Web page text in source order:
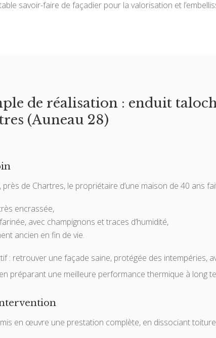
savoir-faire de façadier pour la valorisation et
de réalisation : enduit
(Auneau 28)
près de Chartres, le propriétaire d’une maison de 40 ans
encrassée,
avec champignons et traces d’humidité,
ancien en fin de vie.
: retrouver une façade saine, protégée des intempéries,
préparant une meilleure performance thermique à long
en œuvre une prestation complète, en dissociant